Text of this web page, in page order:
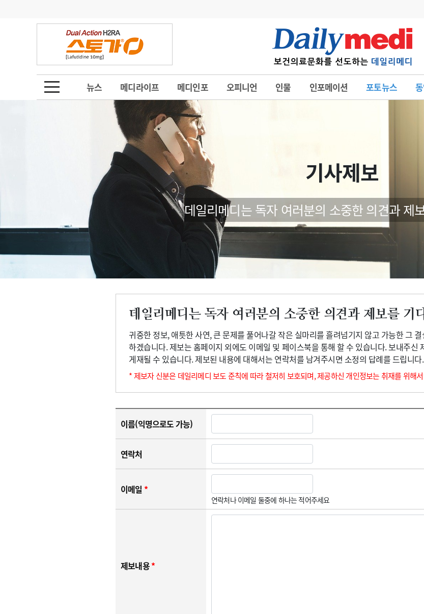
뉴스 메디라이프 메디인포 오피니언 인물 인포메이션 포토뉴스
금주의 검색어
1
의사인력 수급 추계
2
성분명 처방
3
AI의료
4
전공의 모집 결과
의사국시 합격률
6
관리급여 실시
의과대학 입시
10 약가인하
메디인포 사고
오피니언 칼럼 수첩
인물 초대석 피플
포토뉴스
지역병원 중소병원
행정처분 판례
학회·연수강좌 학회/연수강좌 행사
법적고지
기사제보
데일리메디는 독자 여러분의 소중한 의견과 제
데일리메디는 독자 여러분의 소중한 의견과 제보를 기
귀중한 정보, 애틋한 사연, 큰 문제를 풀어나갈 작은 실마리를 흘려넘기지 않고 가능한 그
하겠습니다. 제보는 홈페이지 외에도 이메일 및 페이스북을 통해 할 수 있습니다. 보내주신
게재될 수 있습니다. 제보된 내용에 대해서는 연락처를 남겨주시면 소정의 답례를 드립니다.
* 제보자 신분은 데일리메디 보도 준칙에 따라 철저히 보호되며, 제공하신 개인정보는 취재를 위해
이름(익명으로도 가능)
연락처
이메일 *
연락처나 이메일 둘중에 하나는 적어주세요
제보내용*